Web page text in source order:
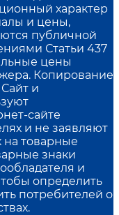
характер
и цены,
публичной
Статьи 437
цены
Копирование
и
сайте
и не заявляют
на товарные
знаки
и
определить
потребителей о